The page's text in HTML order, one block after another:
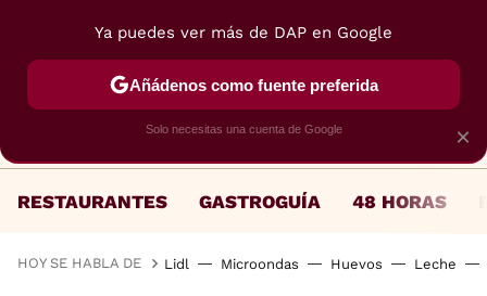
RESTAURANTES GASTROGUÍA 48 HORAS
HOY SE HABLA DE Lidl Microondas Huevos Leche
×
Ya puedes ver más de DAP en Google
Añádenos como fuente preferida
Solo necesitas una cuenta de Google